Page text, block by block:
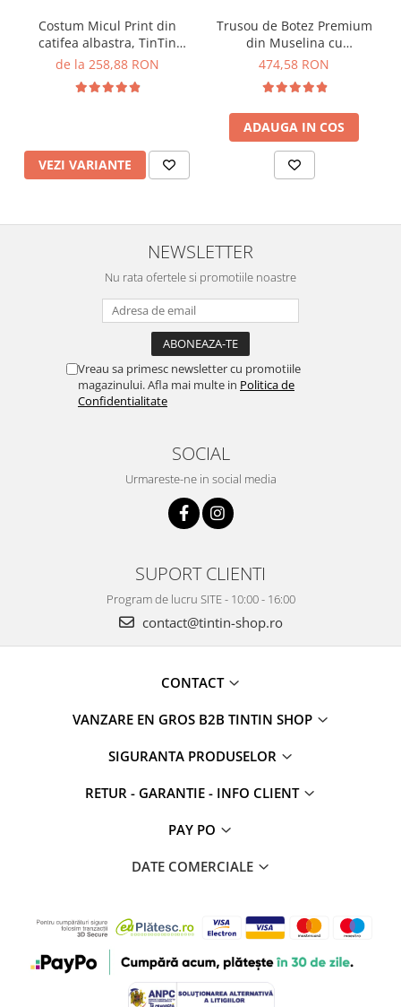
Costum Micul Print din
catifea albastra, TinTin
Shop
de la 258,88 RON
VEZI VARIANTE
Trusou de Botez Premium
din Muselina cu
Monograma, TinTin Shop
474,58 RON
ADAUGA IN COS
NEWSLETTER
Nu rata ofertele si promotiile noastre
Vreau sa primesc newsletter cu promotiile
magazinului. Afla mai multe in Politica de
Confidentialitate
SOCIAL
Urmareste-ne in social media
SUPORT CLIENTI
Program de lucru SITE - 10:00 - 16:00
contact@tintin-shop.ro
CONTACT
VANZARE EN GROS B2B TINTIN SHOP
SIGURANTA PRODUSELOR
RETUR - GARANTIE - INFO CLIENT
PAY PO
DATE COMERCIALE